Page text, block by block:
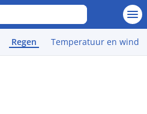
Regen Temperatuur en wind